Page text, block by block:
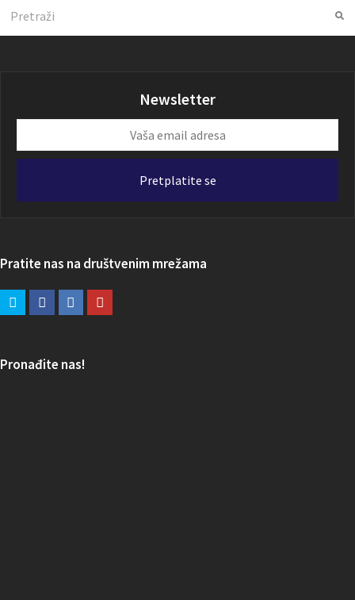
Newsletter
email
Pretplatite se
Pratite nas na društvenim mrežama
Pronađite nas!